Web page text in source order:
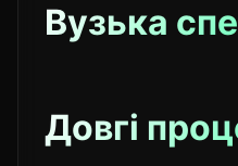
Вузька
Довгі